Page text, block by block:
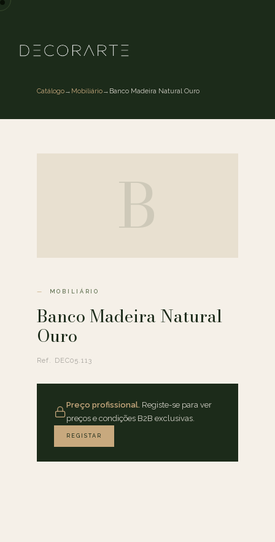
Catálogo→ Mobiliário→ Banco Madeira Natural Ouro
B
MOBILIÁRIO
Banco Madeira Natural
Ouro
Ref. DEC05.113
Preço profissional. Registe-se para ver
preços e condições B2B exclusivas.
REGISTAR